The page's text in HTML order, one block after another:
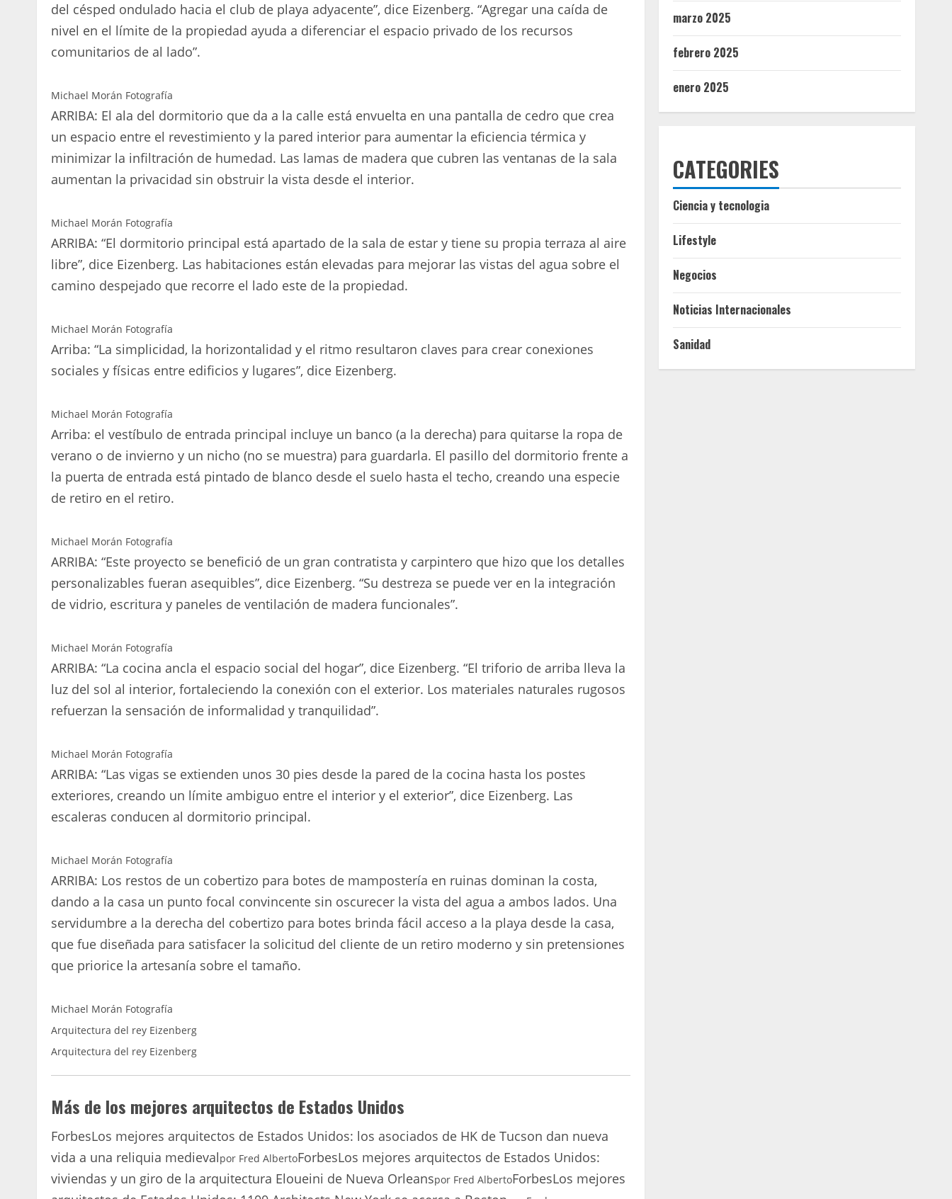
del césped ondulado hacia el club de playa adyacente”, dice Eizenberg. “Agregar una caída de
nivel en el límite de la propiedad ayuda a diferenciar el espacio privado de los recursos
comunitarios de al lado”.
Michael Morán Fotografía
ARRIBA: El ala del dormitorio que da a la calle está envuelta en una pantalla de cedro que crea
un espacio entre el revestimiento y la pared interior para aumentar la eficiencia térmica y
minimizar la infiltración de humedad. Las lamas de madera que cubren las ventanas de la sala
aumentan la privacidad sin obstruir la vista desde el interior.
Michael Morán Fotografía
ARRIBA: “El dormitorio principal está apartado de la sala de estar y tiene su propia terraza al aire
libre”, dice Eizenberg. Las habitaciones están elevadas para mejorar las vistas del agua sobre el
camino despejado que recorre el lado este de la propiedad.
Michael Morán Fotografía
Arriba: “La simplicidad, la horizontalidad y el ritmo resultaron claves para crear conexiones
sociales y físicas entre edificios y lugares”, dice Eizenberg.
Michael Morán Fotografía
Arriba: el vestíbulo de entrada principal incluye un banco (a la derecha) para quitarse la ropa de
verano o de invierno y un nicho (no se muestra) para guardarla. El pasillo del dormitorio frente a
la puerta de entrada está pintado de blanco desde el suelo hasta el techo, creando una especie
de retiro en el retiro.
Michael Morán Fotografía
ARRIBA: “Este proyecto se benefició de un gran contratista y carpintero que hizo que los detalles
personalizables fueran asequibles”, dice Eizenberg. “Su destreza se puede ver en la integración
de vidrio, escritura y paneles de ventilación de madera funcionales”.
Michael Morán Fotografía
ARRIBA: “La cocina ancla el espacio social del hogar”, dice Eizenberg. “El triforio de arriba lleva la
luz del sol al interior, fortaleciendo la conexión con el exterior. Los materiales naturales rugosos
refuerzan la sensación de informalidad y tranquilidad”.
Michael Morán Fotografía
ARRIBA: “Las vigas se extienden unos 30 pies desde la pared de la cocina hasta los postes
exteriores, creando un límite ambiguo entre el interior y el exterior”, dice Eizenberg. Las
escaleras conducen al dormitorio principal.
Michael Morán Fotografía
ARRIBA: Los restos de un cobertizo para botes de mampostería en ruinas dominan la costa,
dando a la casa un punto focal convincente sin oscurecer la vista del agua a ambos lados. Una
servidumbre a la derecha del cobertizo para botes brinda fácil acceso a la playa desde la casa,
que fue diseñada para satisfacer la solicitud del cliente de un retiro moderno y sin pretensiones
que priorice la artesanía sobre el tamaño.
Michael Morán Fotografía
Arquitectura del rey Eizenberg
Arquitectura del rey Eizenberg
Más de los mejores arquitectos de Estados Unidos
ForbesLos mejores arquitectos de Estados Unidos: los asociados de HK de Tucson dan nueva
vida a una reliquia medievalpor Fred AlbertoForbesLos mejores arquitectos de Estados Unidos:
viviendas y un giro de la arquitectura Eloueini de Nueva Orleanspor Fred AlbertoForbesLos mejores
marzo 2025
febrero 2025
enero 2025
CATEGORIES
Ciencia y tecnologia
Lifestyle
Negocios
Noticias Internacionales
Sanidad